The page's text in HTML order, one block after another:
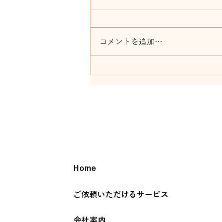
「忍者曲芸ショー＆修行体
コメントを追加…
Home
ご依頼いただけるサービス
会社案内